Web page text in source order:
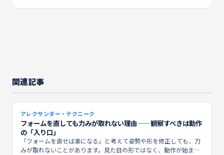
関連記事
アレクサンダー・テクニーク
フォームを直しても力みが取れない理由——観察すべきは動作
の「入り口」
「フォームを直せば楽になる」と考えて姿勢や形を修正しても、力
みが取れないことがあります。見た目の形ではなく、動作が始まる